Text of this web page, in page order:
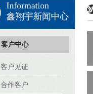
Information
鑫翔宇新闻中心
客户中心
客户见证
合作客户